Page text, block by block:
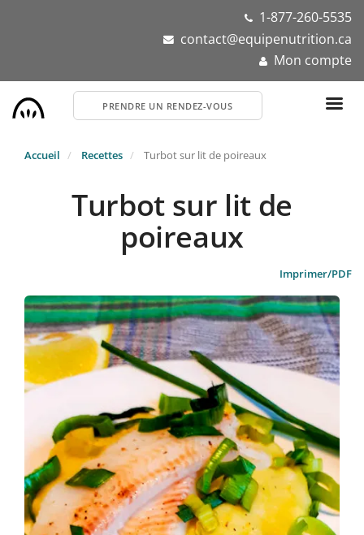
1-877-260-5535
contact@equipenutrition.ca
Mon compte
PRENDRE UN RENDEZ-VOUS
Accueil Recettes Turbot sur lit de poireaux
Turbot sur lit de
poireaux
Imprimer/PDF